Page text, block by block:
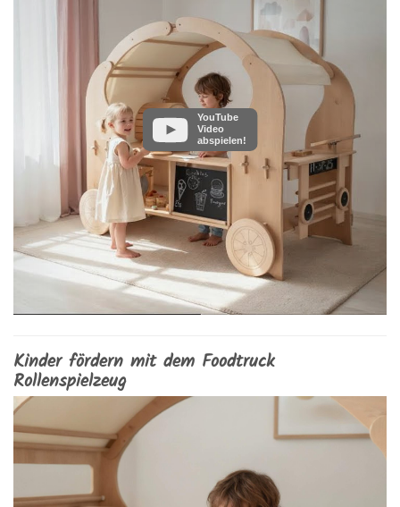
YouTube
Video
abspielen!
Kinder fördern mit dem Foodtruck
Rollenspielzeug